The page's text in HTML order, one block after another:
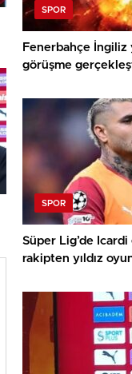
SPOR
Fenerbahçe İngiliz
görüşme
SPOR
Süper Lig’de
rakipten yıldız